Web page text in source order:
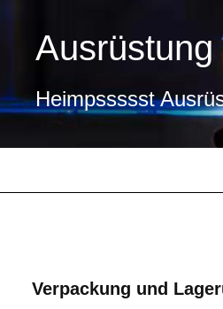
Ausrüstung
Heimpssssst
Verpackung und